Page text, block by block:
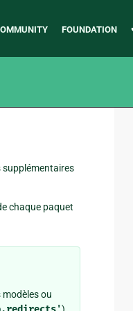
FOUNDATION
supplémentaires
chaque paquet
ou